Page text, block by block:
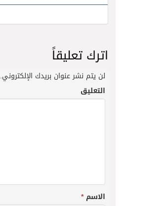
اترك تعليقاً
لن يتم نشر عنوان بريدك الإلكتروني.
التعليق
الاسم*